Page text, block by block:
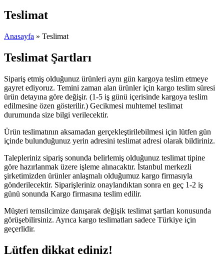
Teslimat
Anasayfa » Teslimat
Teslimat Şartları
Sipariş etmiş olduğunuz ürünleri aynı gün kargoya teslim etmeye
gayret ediyoruz. Temini zaman alan ürünler için kargo teslim süresi
ürün detayına göre değişir. (1-5 iş günü içerisinde kargoya teslim
edilmesine özen gösterilir.) Gecikmesi muhtemel teslimat
durumunda size bilgi verilecektir.
Ürün teslimatının aksamadan gerçekleştirilebilmesi için lütfen gün
içinde bulunduğunuz yerin adresini teslimat adresi olarak bildiriniz.
Talepleriniz sipariş sonunda belirlemiş olduğunuz teslimat tipine
göre hazırlanmak üzere işleme alınacaktır. İstanbul merkezli
şirketimizden ürünler anlaşmalı olduğumuz kargo firmasıyla
gönderilecektir. Siparişleriniz onaylandıktan sonra en geç 1-2 iş
günü sonunda Kargo firmasına teslim edilir.
Müşteri temsilcimize danışarak değişik teslimat şartları konusunda
görüşebilirsiniz. Ayrıca kargo teslimatları sadece Türkiye için
geçerlidir.
Lütfen dikkat ediniz!